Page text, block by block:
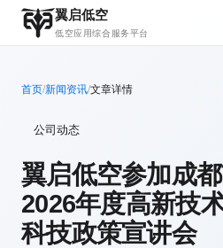
翼启低空
低空应用综合服务平台
首页/新闻资讯/文章详情
公司动态
翼启低空参加成
2026年度高新技
科技政策宣讲会